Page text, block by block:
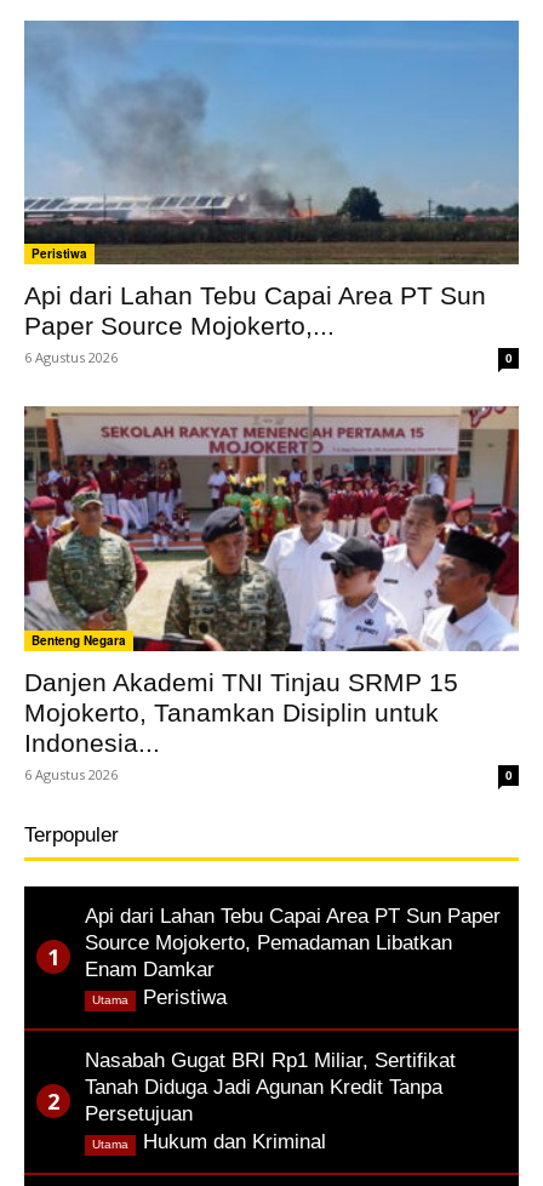
Peristiwa
Api dari Lahan Tebu Capai Area PT Sun
Paper Source Mojokerto,...
6 Agustus 2026 0
Benteng Negara
Danjen Akademi TNI Tinjau SRMP 15
Mojokerto, Tanamkan Disiplin untuk
Indonesia...
6 Agustus 2026 0
Terpopuler
Api dari Lahan Tebu Capai Area PT Sun Paper
Source Mojokerto, Pemadaman Libatkan
Enam Damkar
Peristiwa
Utama
Nasabah Gugat BRI Rp1 Miliar, Sertifikat
Tanah Diduga Jadi Agunan Kredit Tanpa
Persetujuan
Hukum dan Kriminal
Utama